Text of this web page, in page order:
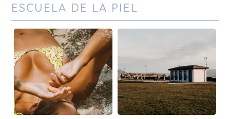
ESCUELA DE LA PIEL